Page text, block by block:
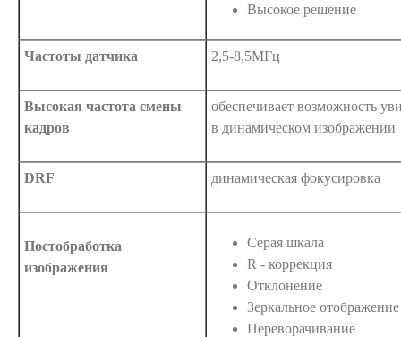
Высокое решение
Частоты датчика 2,5-8,5МГц
Высокая частота смены
кадров
обеспечивает возможность
в динамическом изображении
DRF динамическая фокусировка
Постобработка
изображения
Серая шкала
R - коррекция
Отклонение
Зеркальное отображение
Переворачивание